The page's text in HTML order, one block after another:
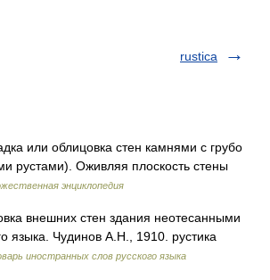
rustica
или облицовка стен камнями с грубо
рустами). Оживляя плоскость стены
энциклопедия
внешних стен здания неотесанными
языка. Чудинов А.Н., 1910. рустика
иностранных слов русского языка